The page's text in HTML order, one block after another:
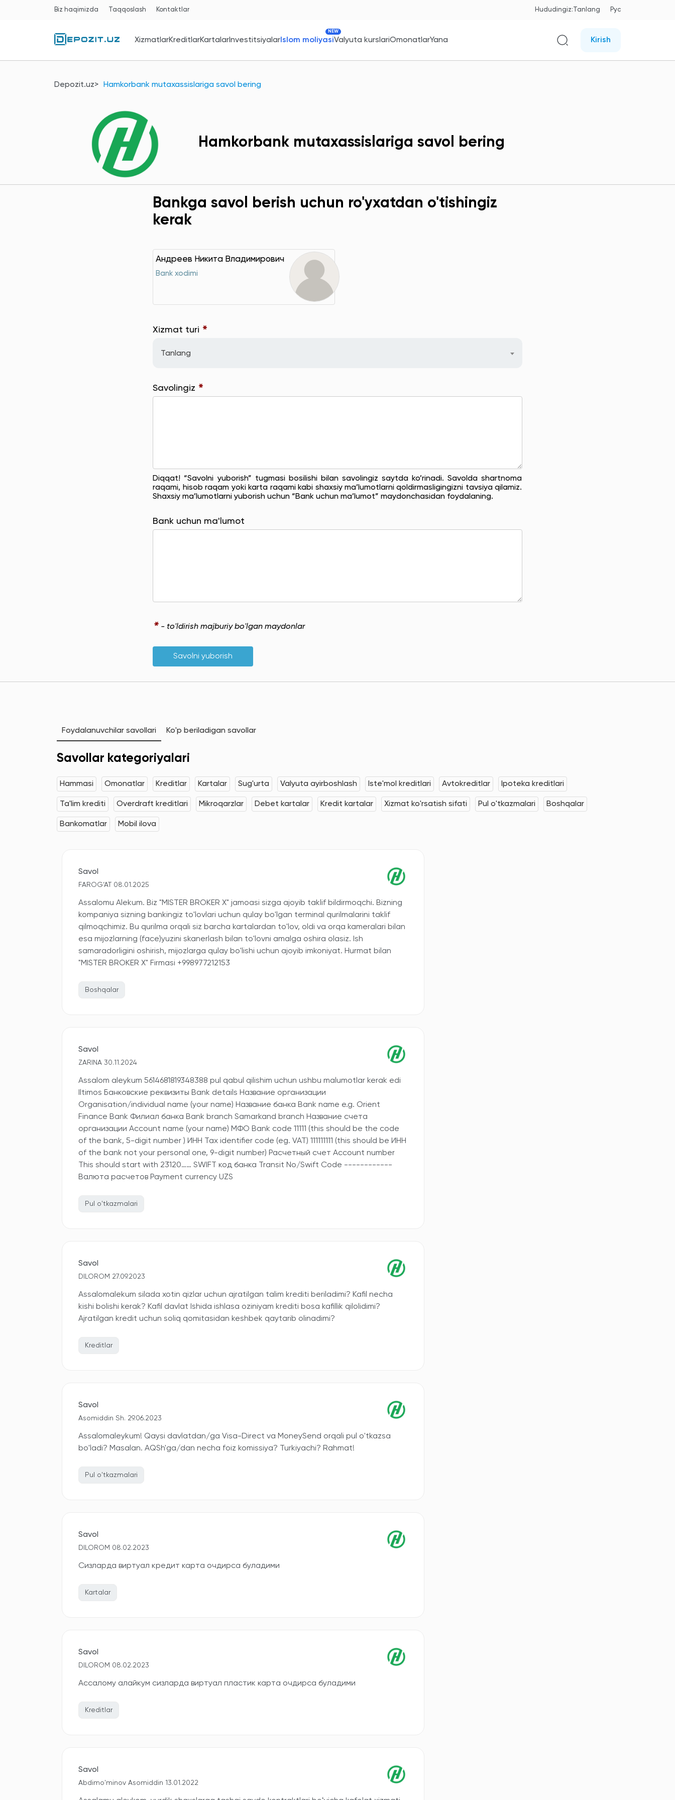
Biz haqimizda Taqqoslash Kontaktlar Hududingiz:Tanlang Рус
XizmatlarKreditlarKartalarInvestitsiyalarIslom moliyasi
NEW
Valyuta kurslariOmonatlarYana Kirish
Depozit.uz Hamkorbank mutaxassislariga savol bering
Hamkorbank mutaxassislariga savol bering
Bankga savol berish uchun ro'yxatdan o'tishingiz
kerak
Андреев Никита Владимирович
Bank xodimi
Xizmat turi *
Tanlang
Savolingiz *
Diqqat! “Savolni yuborish” tugmasi bosilishi bilan savolingiz saytda ko’rinadi. Savolda shartnoma
raqami, hisob raqam yoki karta raqami kabi shaxsiy ma’lumotlarni qoldirmasligingizni tavsiya qilamiz.
Shaxsiy ma’lumotlarni yuborish uchun “Bank uchun ma’lumot” maydonchasidan foydalaning.
Bank uchun ma'lumot
* - to'ldirish majburiy bo'lgan maydonlar
Savolni yuborish
Foydalanuvchilar savollari Ko'p beriladigan savollar
Savollar kategoriyalari
Hammasi Omonatlar Kreditlar Kartalar Sug'urta Valyuta ayirboshlash Iste'mol kreditlari Avtokreditlar Ipoteka kreditlari
Ta'lim krediti Overdraft kreditlari Mikroqarzlar Debet kartalar Kredit kartalar Xizmat ko'rsatish sifati Pul o'tkazmalari Boshqalar
Bankomatlar Mobil ilova
Savol
FAROG‘AT 08.01.2025
Assalomu Alekum. Biz "MISTER BROKER X" jamoasi sizga ajoyib taklif bildirmoqchi. Bizning
kompaniya sizning bankingiz to'lovlari uchun qulay bo'lgan terminal qurilmalarini taklif
qilmoqchimiz. Bu qurilma orqali siz barcha kartalardan to'lov, oldi va orqa kameralari bilan
esa mijozlarning (face)yuzini skanerlash bilan to'lovni amalga oshira olasiz. Ish
samaradorligini oshirish, mijozlarga qulay bo'lishi uchun ajoyib imkoniyat. Hurmat bilan
"MISTER BROKER X" Firmasi +998977212153
Boshqalar
Savol
ZARINA 30.11.2024
Assalom aleykum 5614681819348388 pul qabul qilishim uchun ushbu malumotlar kerak edi
Iltimos Банковские реквизиты Bank details Название организации
Organisation/individual name (your name) Название банка Bank name e.g. Orient
Finance Bank Филиал банка Bank branch Samarkand branch Название счета
организации Account name (your name) МФО Bank code 11111 (this should be the code
of the bank, 5-digit number ) ИНН Tax identifier code (eg. VAT) 111111111 (this should be ИНН
of the bank not your personal one, 9-digit number) Расчетный счет Account number
This should start with 23120…… SWIFT код банка Transit No/Swift Code ------------
Валюта расчетов Payment currency UZS
Pul o'tkazmalari
Savol
DILOROM 27.09.2023
Assalomalekum silada xotin qizlar uchun ajratilgan talim krediti beriladimi? Kafil necha
kishi bolishi kerak? Kafil davlat Ishida ishlasa oziniyam krediti bosa kafillik qilolidimi?
Ajratilgan kredit uchun soliq qomitasidan keshbek qaytarib olinadimi?
Kreditlar
Savol
Asomiddin Sh. 29.06.2023
Assalomaleykum! Qaysi davlatdan/ga Visa-Direct va MoneySend orqali pul o'tkazsa
bo'ladi? Masalan. AQSh'ga/dan necha foiz komissiya? Turkiyachi? Rahmat!
Pul o'tkazmalari
Savol
DILOROM 08.02.2023
Сизларда виртуал кредит карта очдирса буладими
Kartalar
Savol
DILOROM 08.02.2023
Ассалому алайкум сизларда виртуал пластик карта очдирса буладими
Kreditlar
Savol
Abdimo'minov Asomiddin 13.01.2022